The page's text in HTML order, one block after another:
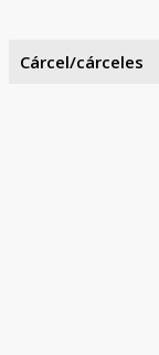
Cárcel/cárceles